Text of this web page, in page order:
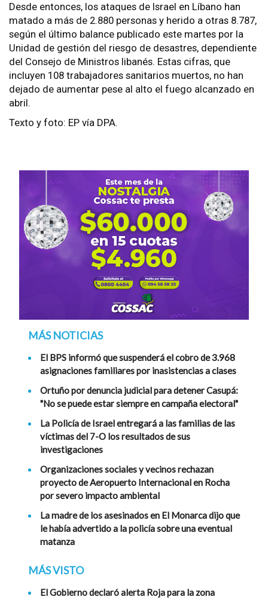
Desde entonces, los ataques de Israel en Líbano han
matado a más de 2.880 personas y herido a otras 8.787,
según el último balance publicado este martes por la
Unidad de gestión del riesgo de desastres, dependiente
del Consejo de Ministros libanés. Estas cifras, que
incluyen 108 trabajadores sanitarios muertos, no han
dejado de aumentar pese al alto el fuego alcanzado en
abril.
Texto y foto: EP vía DPA.
MÁS NOTICIAS
El BPS informó que suspenderá el cobro de 3.968
asignaciones familiares por inasistencias a clases
Ortuño por denuncia judicial para detener Casupá:
"No se puede estar siempre en campaña electoral"
La Policía de Israel entregará a las familias de las
víctimas del 7-O los resultados de sus
investigaciones
Organizaciones sociales y vecinos rechazan
proyecto de Aeropuerto Internacional en Rocha
por severo impacto ambiental
La madre de los asesinados en El Monarca dijo que
le había advertido a la policía sobre una eventual
matanza
MÁS VISTO
El Gobierno declaró alerta Roja para la zona